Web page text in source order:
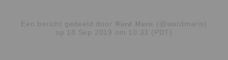
Een bericht gedeeld door 𝑾𝒂𝒓𝒅 𝑴𝒂𝒓𝒊𝒔 (@wardmaris)
op 18 Sep 2019 om 10:33 (PDT)